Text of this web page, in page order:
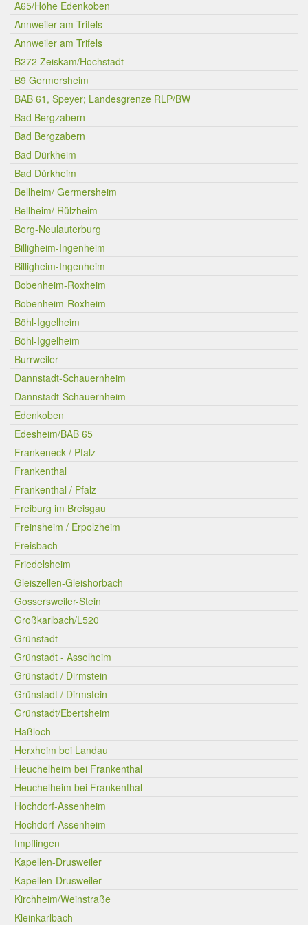
A65/Höhe Edenkoben
Annweiler am Trifels
Annweiler am Trifels
B272 Zeiskam/Hochstadt
B9 Germersheim
BAB 61, Speyer; Landesgrenze RLP/BW
Bad Bergzabern
Bad Bergzabern
Bad Dürkheim
Bad Dürkheim
Bellheim/ Germersheim
Bellheim/ Rülzheim
Berg-Neulauterburg
Billigheim-Ingenheim
Billigheim-Ingenheim
Bobenheim-Roxheim
Bobenheim-Roxheim
Böhl-Iggelheim
Böhl-Iggelheim
Burrweiler
Dannstadt-Schauernheim
Dannstadt-Schauernheim
Edenkoben
Edesheim/BAB 65
Frankeneck / Pfalz
Frankenthal
Frankenthal / Pfalz
Freiburg im Breisgau
Freinsheim / Erpolzheim
Freisbach
Friedelsheim
Gleiszellen-Gleishorbach
Gossersweiler-Stein
Großkarlbach/L520
Grünstadt
Grünstadt - Asselheim
Grünstadt / Dirmstein
Grünstadt / Dirmstein
Grünstadt/Ebertsheim
Haßloch
Herxheim bei Landau
Heuchelheim bei Frankenthal
Heuchelheim bei Frankenthal
Hochdorf-Assenheim
Hochdorf-Assenheim
Impflingen
Kapellen-Drusweiler
Kapellen-Drusweiler
Kirchheim/Weinstraße
Kleinkarlbach